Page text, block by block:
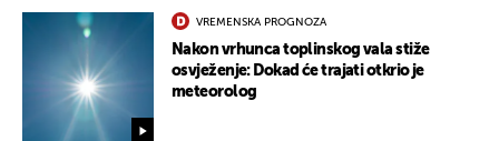
VREMENSKA PROGNOZA
Nakon vrhunca toplinskog vala stiže
osvježenje: Dokad će trajati otkrio je
meteorolog